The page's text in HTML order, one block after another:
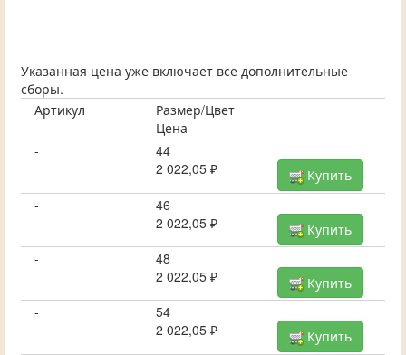
Указанная цена уже включает все дополнительные
сборы.
Артикул
Размер/Цвет
Цена
-
44
2 022,05 ₽
Купить
-
46
2 022,05 ₽
Купить
-
48
2 022,05 ₽
Купить
-
54
2 022,05 ₽
Купить